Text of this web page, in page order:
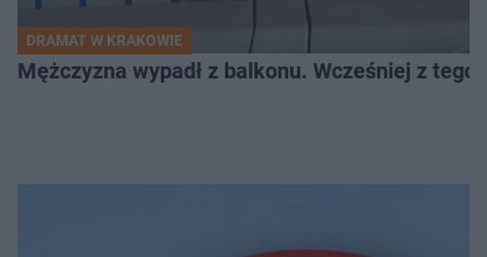
DRAMAT W KRAKOWIE
Mężczyzna wypadł z balkonu. Wcześniej z